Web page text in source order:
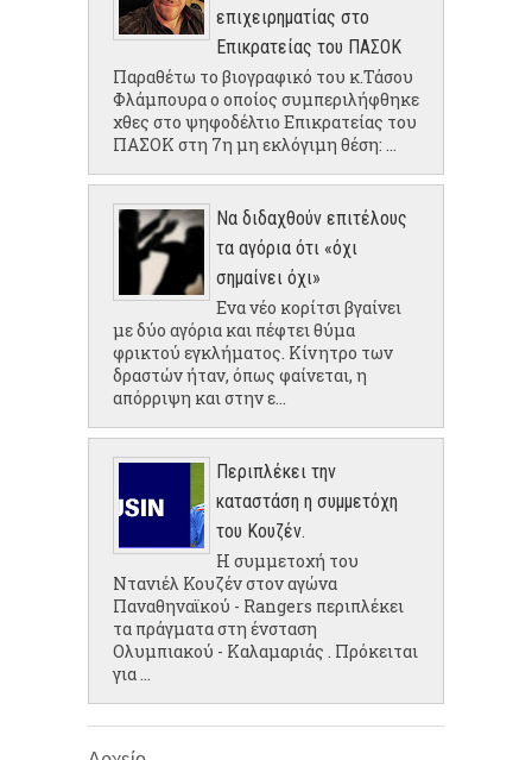
επιχειρηματίας στο
Επικρατείας του ΠΑΣΟΚ
Παραθέτω το βιογραφικό του κ.Τάσου
Φλάμπουρα ο οποίος συμπεριλήφθηκε
χθες στο ψηφοδέλτιο Επικρατείας του
ΠΑΣΟΚ στη 7η μη εκλόγιμη θέση: ...
Να διδαχθούν επιτέλους
τα αγόρια ότι «όχι
σημαίνει όχι»
Ενα νέο κορίτσι βγαίνει
με δύο αγόρια και πέφτει θύμα
φρικτού εγκλήματος. Κίνητρο των
δραστών ήταν, όπως φαίνεται, η
απόρριψη και στην ε...
Περιπλέκει την
καταστάση η συμμετόχη
του Κουζέν.
Η συμμετοχή του
Ντανιέλ Κουζέν στον αγώνα
Παναθηναϊκού - Rangers περιπλέκει
τα πράγματα στη ένσταση
Ολυμπιακού - Καλαμαριάς . Πρόκειται
για ...